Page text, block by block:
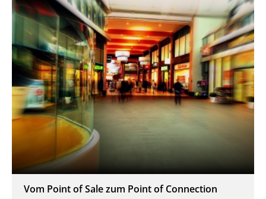
Vom Point of Sale zum Point of Connection